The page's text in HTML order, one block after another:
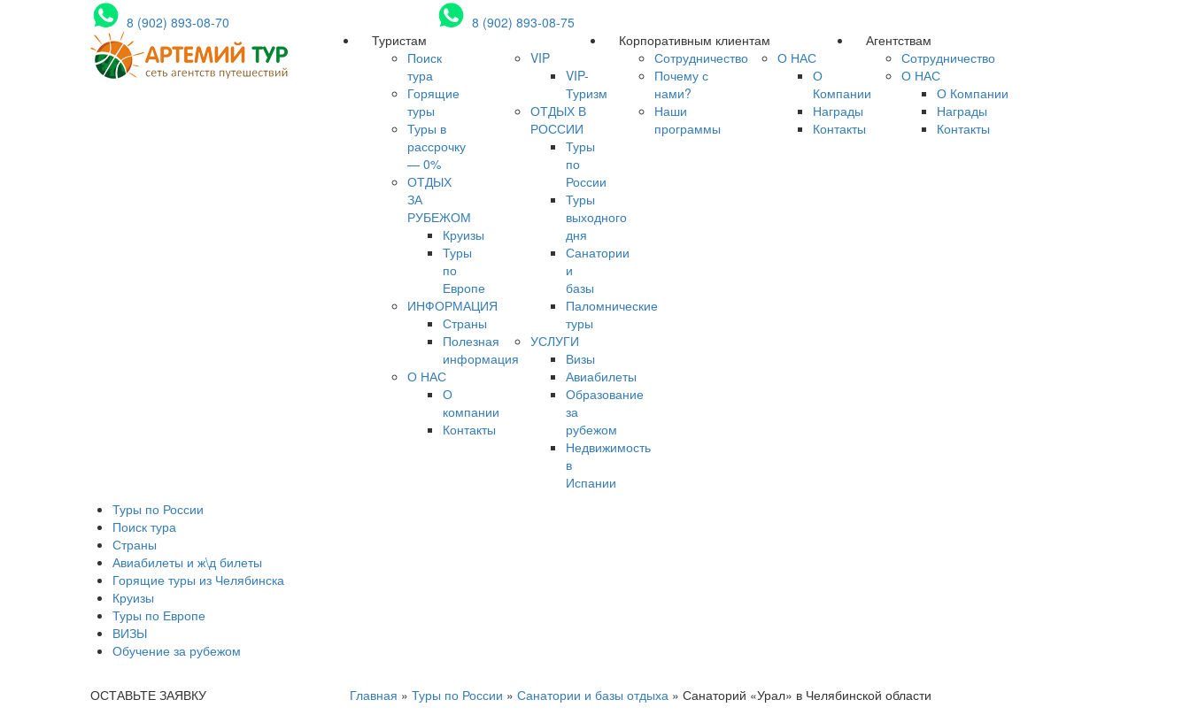
8 (902) 893-08-70
8 (902) 893-08-75
Туристам
Поиск
тура
Горящие
туры
Туры в
рассрочку
— 0%
ОТДЫХ
ЗА
РУБЕЖОМ
Круизы
Туры
по
Европе
ИНФОРМАЦИЯ
Страны
Полезная
информация
О НАС
О
компании
Контакты
VIP
VIP-
Туризм
ОТДЫХ В
РОССИИ
Туры
по
России
Туры
выходного
дня
Санатории
и
базы
Паломнические
туры
УСЛУГИ
Визы
Авиабилеты
Образование
за
рубежом
Недвижимость
в
Испании
Корпоративным клиентам
Сотрудничество
Почему с
нами?
Наши
программы
О НАС
О
Компании
Награды
Контакты
Агентствам
Сотрудничество
О НАС
О Компании
Награды
Контакты
Туры по России
Поиск тура
Страны
Авиабилеты и ж\д билеты
Горящие туры из Челябинска
Круизы
Туры по Европе
ВИЗЫ
Обучение за рубежом
ОСТАВЬТЕ ЗАЯВКУ
Главная » Туры по России » Санатории и базы отдыха» Санаторий «Урал» в Челябинской области